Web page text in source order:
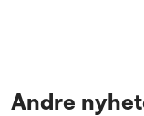
Andre